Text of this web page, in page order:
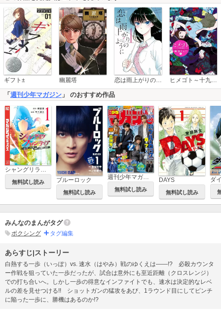
ギフト± 幽麗塔 恋は雨上がりのように ヒメゴト～十九歳の制服～
「 週刊少年マガジン 」 のおすすめ作品
シャングリラ・フロンティア ～クソゲーハンター、神ゲーに挑まんとす～
無料試し読み ブルーロック
無料試し読み
週刊少年マガジン
無料試し読み
DAYS
無料試し読み
ダ
みんなのまんがタグ
ボクシング タグ編集
あらすじ|ストーリー
白熱する一歩（いっぽ）vs. 速水（はやみ）戦のゆくえは――!? 必殺カウンタ
ー作戦を狙っていた一歩だったが、試合は意外にも至近距離（クロスレンジ）
での打ち合いへ。しかし一歩の得意なインファイトでも、速水は決定的なレベ
ルの差を見せつける!! ショットガンの猛攻をあび、1ラウンド目にしてピンチ
に陥った一歩に、勝機はあるのか!?